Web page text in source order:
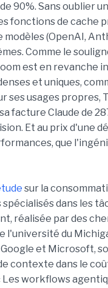
de 90%. Sans oublier
fonctions de cache
modèles (OpenAI,
Comme le
est en revanche
et uniques,
ses usages propres,
facture Claude de
Et au prix d'une
que
sur la
dans les
réalisée par des
l'université du
et Microsoft,
contexte dans le
Les workflows